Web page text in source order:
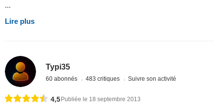
...
Lire plus
Typi35
60 abonnés 483 critiques Suivre son activité
4,5Publiée le 18 septembre 2013